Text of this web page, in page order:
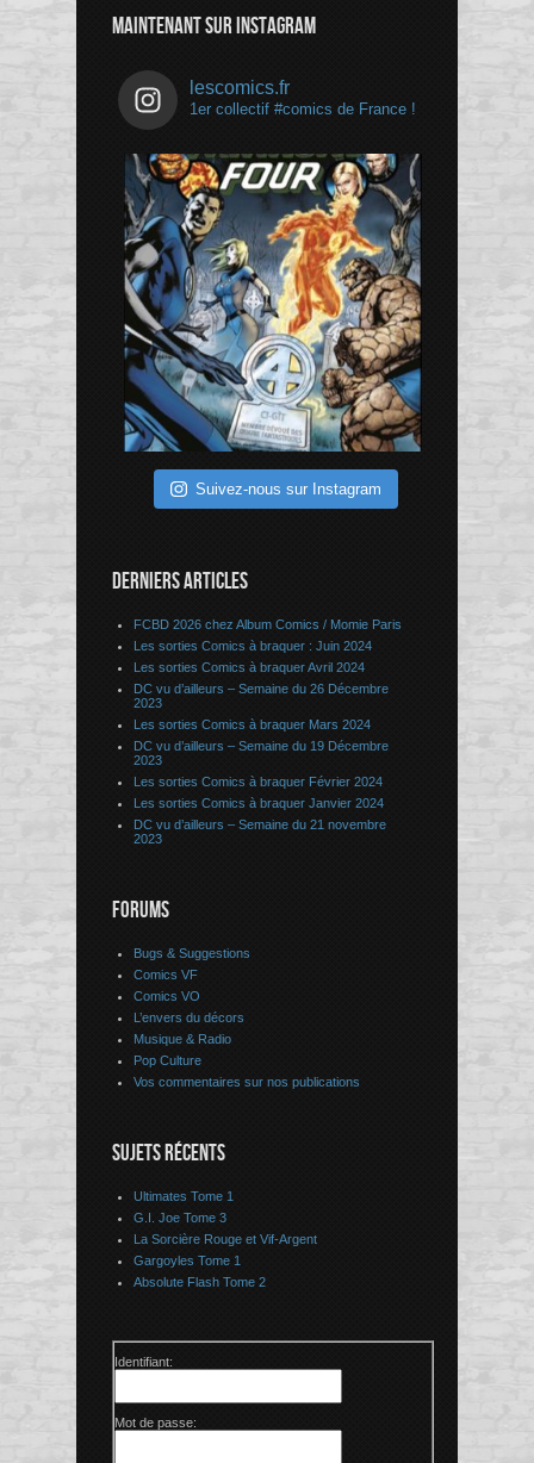
MAINTENANT SUR INSTAGRAM
lescomics.fr
1er collectif #comics de France !
Suivez-nous sur Instagram
DERNIERS ARTICLES
FCBD 2026 chez Album Comics / Momie Paris
Les sorties Comics à braquer : Juin 2024
Les sorties Comics à braquer Avril 2024
DC vu d’ailleurs – Semaine du 26 Décembre
2023
Les sorties Comics à braquer Mars 2024
DC vu d’ailleurs – Semaine du 19 Décembre
2023
Les sorties Comics à braquer Février 2024
Les sorties Comics à braquer Janvier 2024
DC vu d’ailleurs – Semaine du 21 novembre
2023
FORUMS
Bugs & Suggestions
Comics VF
Comics VO
L’envers du décors
Musique & Radio
Pop Culture
Vos commentaires sur nos publications
SUJETS RÉCENTS
Ultimates Tome 1
G.I. Joe Tome 3
La Sorcière Rouge et Vif-Argent
Gargoyles Tome 1
Absolute Flash Tome 2
Identifiant:
Mot de passe: